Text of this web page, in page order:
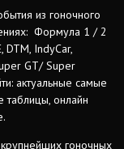
из гоночного
Формула 1 / 2
IndyCar,
GT/ Super
актуальные самые
таблицы, онлайн
гоночных